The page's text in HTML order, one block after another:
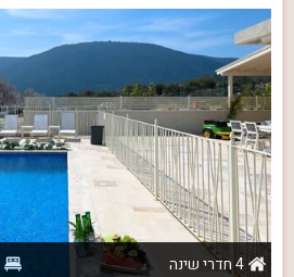
4 חדרי שינה